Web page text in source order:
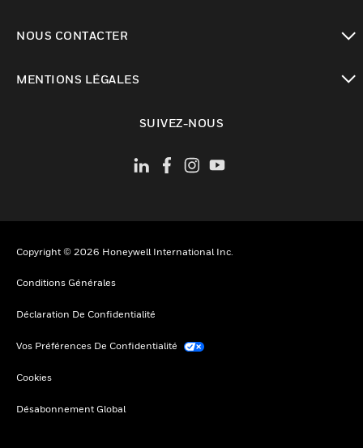
NOUS CONTACTER
MENTIONS LÉGALES
SUIVEZ-NOUS
Copyright © 2026 Honeywell International Inc.
Conditions Générales
Déclaration De Confidentialité
Vos Préférences De Confidentialité
Cookies
Désabonnement Global